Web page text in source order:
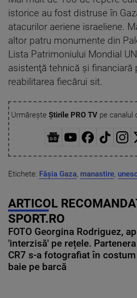
istorice au fost distruse în
atacurilor aeriene israeliene.
altor patru monumente din
Lista Patrimoniului Mondial
asistenţă tehnică şi financiară
reabilitarea fiecărui sit.
Urmărește Știrile PRO TVpe canalul
Etichete: Fâșia Gaza, manastire,
ARTICOL
SPORT.RO
FOTO Georgina Rodriguez,
'interzisă' pe rețele.
CR7 s-a fotografiat în
baie pe barcă